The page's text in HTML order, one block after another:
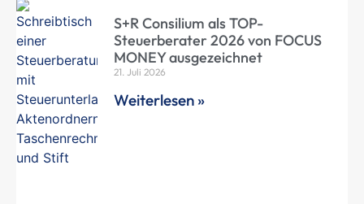
S+R Consilium als TOP-
Steuerberater 2026 von FOCUS
MONEY ausgezeichnet
21. Juli 2026
Weiterlesen »